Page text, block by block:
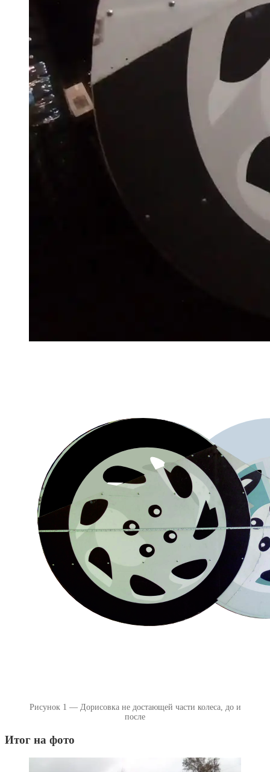
Рисунок 1 — Дорисовка не достающей части колеса, до и
после
Итог на фото